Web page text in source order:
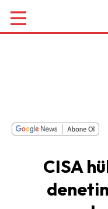
CISA